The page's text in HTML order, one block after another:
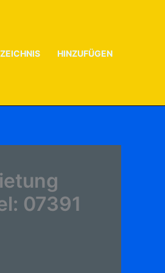
HINZUFÜGEN
07391